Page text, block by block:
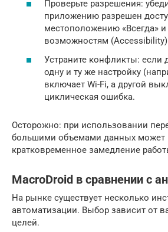
Проверьте разрешения:
приложению разрешен
местоположению «Всегда»
возможностям
Устраните конфликты: если
одну и ту же настройку
включает Wi-Fi, а другой
циклическая ошибка.
Осторожно: при использовании
большими объемами данных может
кратковременное замедление
MacroDroid в сравнении с
На рынке существует несколько
автоматизации. Выбор зависит от
целей.